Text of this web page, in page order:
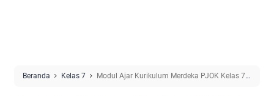
Beranda Kelas 7
Modul Ajar Kurikulum Merdeka PJOK Kelas 7